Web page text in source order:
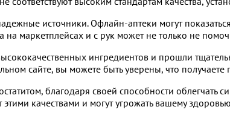
источники. Офлайн-аптеки могут
маркетплейсах и с рук может не только не
ингредиентов и прошли
сайте, вы можете быть уверены, что
благодаря своей способности облегчать
качествами и могут угрожать вашему